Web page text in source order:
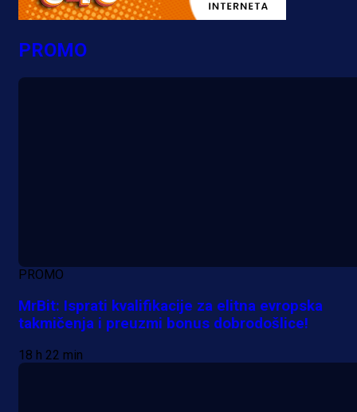
PROMO
PROMO
MrBit: Isprati kvalifikacije za elitna evropska
takmičenja i preuzmi bonus dobrodošlice!
18 h 22 min